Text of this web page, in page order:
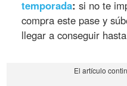
temporada: si no te
compra este pase y
llegar a conseguir